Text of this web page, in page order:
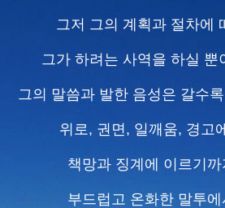
그저 그의 계획과 절차에
그가 하려는 사역을 하실 뿐
그의 말씀과 발한 음성은 갈수
위로, 권면, 일깨움, 경고
책망과 징계에 이르기까
부드럽고 온화한 말투에